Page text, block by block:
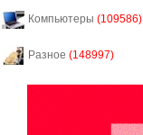
Компьютеры (109586)
Разное (148997)